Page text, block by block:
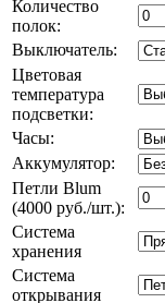
Количество
полок:
Выключатель:
Цветовая
температура
подсветки:
Часы:
Аккумулятор:
Петли Blum
(4000 руб./шт.):
Система
хранения
Система
открывания